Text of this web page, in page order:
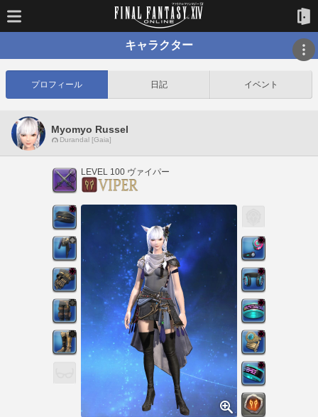
キャラクター
プロフィール 日記 イベント
Myomyo Russel
Durandal [Gaia]
LEVEL 100 ヴァイパー